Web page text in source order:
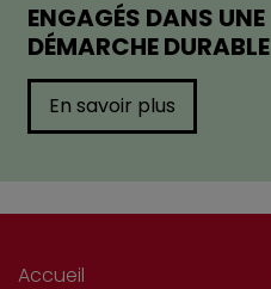
ENGAGÉS DANS UNE
DÉMARCHE DURABLE
En savoir plus
Accueil